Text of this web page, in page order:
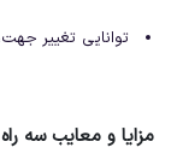
توانایی تغییر
مزایا و معایب سه